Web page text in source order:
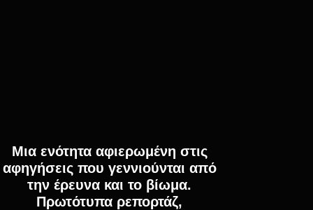
Μια ενότητα αφιερωμένη στις
αφηγήσεις που γεννιούνται από
την έρευνα και το βίωμα.
Πρωτότυπα ρεπορτάζ,